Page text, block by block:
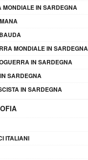
MONDIALE IN SARDEGNA
MONDIALE IN SARDEGNA
IN SARDEGNA
SARDEGNA
IN SARDEGNA
ITALIANI